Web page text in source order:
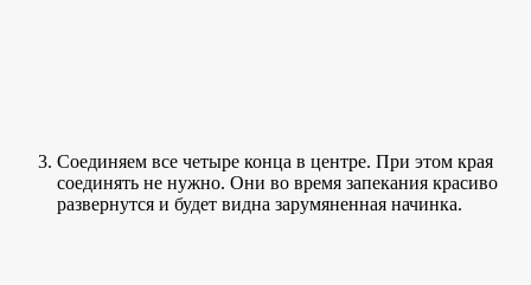
Соединяем все четыре конца в центре. При этом края
соединять не нужно. Они во время запекания красиво
развернутся и будет видна зарумяненная начинка.